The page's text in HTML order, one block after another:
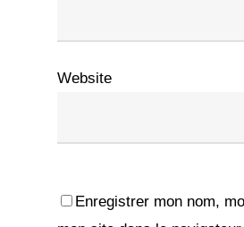
Website
Enregistrer mon nom,